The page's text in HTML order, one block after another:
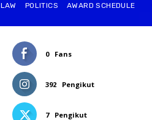
⁠LAW POLITICS AWARD SCHEDULE
0 Fans
392 Pengikut
7 Pengikut